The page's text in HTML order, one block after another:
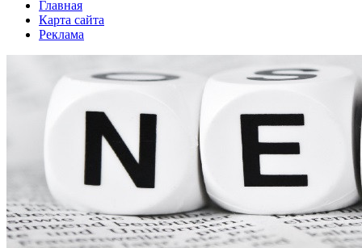
Главная
Карта сайта
Реклама